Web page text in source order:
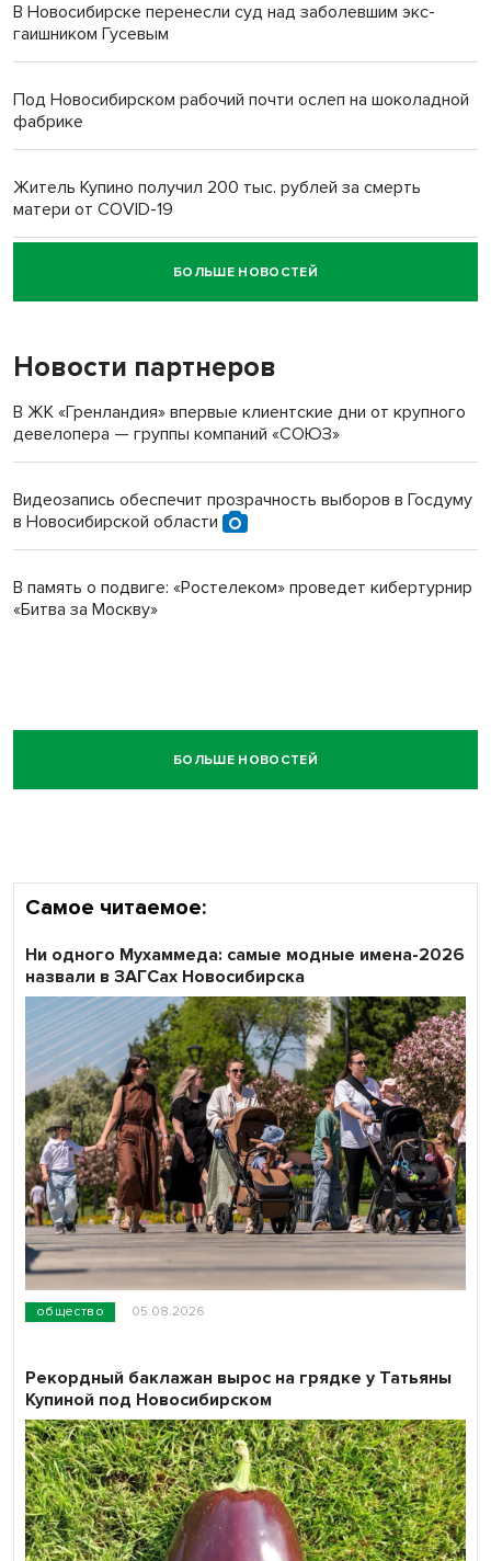
В Новосибирске перенесли суд над заболевшим экс-
гаишником Гусевым
Под Новосибирском рабочий почти ослеп на шоколадной
фабрике
Житель Купино получил 200 тыс. рублей за смерть
матери от COVID-19
Новосибирский суд наказал водителя за смерть
пенсионерки на вокзале
БОЛЬШЕ НОВОСТЕЙ
Новости партнеров
В ЖК «Гренландия» впервые клиентские дни от крупного
девелопера — группы компаний «СОЮЗ»
Видеозапись обеспечит прозрачность выборов в Госдуму
в Новосибирской области
В память о подвиге: «Ростелеком» проведет кибертурнир
«Битва за Москву»
БОЛЬШЕ НОВОСТЕЙ
Самое читаемое:
общество 05.08.2026
Ни одного Мухаммеда: самые модные имена-2026
назвали в ЗАГСах Новосибирска
Рекордный баклажан вырос на грядке у Татьяны
Купиной под Новосибирском